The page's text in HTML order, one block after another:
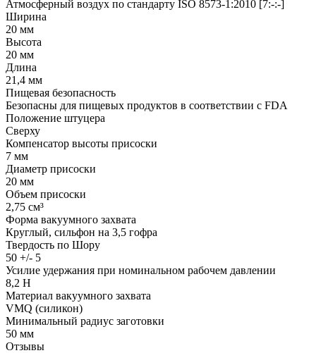
Атмосферный воздух по стандарту ISO 8573-1:2010 [7:-:-]
Ширина
20 мм
Высота
20 мм
Длина
21,4 мм
Пищевая безопасность
Безопасны для пищевых продуктов в соответствии с FDA
Положение штуцера
Сверху
Компенсатор высоты присоски
7 мм
Диаметр присоски
20 мм
Объем присоски
2,75 см³
Форма вакуумного захвата
Круглый, сильфон на 3,5 гофра
Твердость по Шору
50 +/- 5
Усилие удержания при номинальном рабочем давлении
8,2 Н
Материал вакуумного захвата
VMQ (силикон)
Минимальный радиус заготовки
50 мм
Отзывы